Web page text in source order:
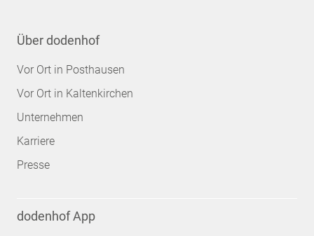
Über dodenhof
Vor Ort in Posthausen
Vor Ort in Kaltenkirchen
Unternehmen
Karriere
Presse
dodenhof App